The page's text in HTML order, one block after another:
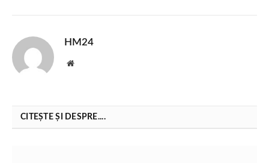
HM24
Website
CITEȘTE ȘI DESPRE....